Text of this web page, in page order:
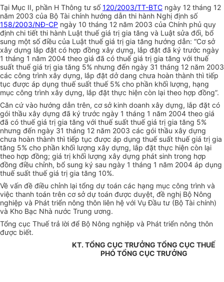
Tại Mục II, phần H Thông tư số120/2003/TT-BTC ngày 12 tháng 12
năm 2003 của Bộ Tài chính hướng dẫn thi hành Nghị định số
158/2003/NĐ-CP ngày 10 tháng 12 năm 2003 của Chính phủ quy
định chi tiết thi hành Luật thuế giá trị gia tăng và Luật sửa đổi, bổ
sung một số điều của Luật thuế giá trị gia tăng hướng dẫn: “Cơ sở
xây dựng lắp đặt có hợp đồng xây dựng, lắp đặt đã ký trước ngày
1 tháng 1 năm 2004 theo giá đã có thuế giá trị gia tăng với thuế
suất thuế giá trị gia tăng 5% nhưng đến ngày 31 tháng 12 năm 2003
các công trình xây dựng, lắp đặt dở dang chưa hoàn thành thì tiếp
tục được áp dụng thuế suất thuế 5% cho phần khối lượng, hạng
mục công trình xây dựng, lắp đặt thực hiện còn lại theo hợp đồng”.
Căn cứ vào hướng dẫn trên, cơ sở kinh doanh xây dựng, lắp đặt có
gói thầu xây dựng đã ký trước ngày 1 tháng 1 năm 2004 theo giá
đã có thuế giá trị gia tăng với thuế suất thuế giá trị gia tăng 5%
nhưng đến ngày 31 tháng 12 năm 2003 các gói thầu xây dựng
chưa hoàn thành thì tiếp tục được áp dụng thuế suất thuế giá trị gia
tăng 5% cho phần khối lượng xây dựng, lắp đặt thực hiện còn lại
theo hợp đồng; giá trị khối lượng xây dựng phát sinh trong hợp
đồng điều chỉnh, bổ sung ký sau ngày 1 tháng 1 năm 2004 áp dụng
thuế suất thuế giá trị gia tăng 10%.
Về vấn đề điều chỉnh lại tổng dự toán các hạng mục công trình và
việc thanh toán trên cơ sở dự toán được duyệt, đề nghị Bộ Nông
nghiệp và Phát triển nông thôn liên hệ với Vụ Đầu tư (Bộ Tài chính)
và Kho Bạc Nhà nước Trung ương.
Tổng cục Thuế trả lời để Bộ Nông nghiệp và Phát triển nông thôn
được biết.
KT. TỔNG CỤC TRƯỞNG TỔNG CỤC THUẾ
PHÓ TỔNG CỤC TRƯỞNG